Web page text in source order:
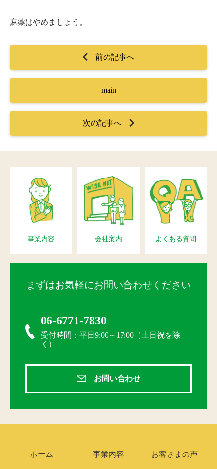
麻薬はやめましょう。
前の記事へ
main
次の記事へ
事業内容 会社案内 よくある質問
まずはお気軽にお問い合わせください
06-6771-7830
受付時間：平日9:00～17:00（土日祝を除
く）
お問い合わせ
ホーム 事業内容 お客さまの声